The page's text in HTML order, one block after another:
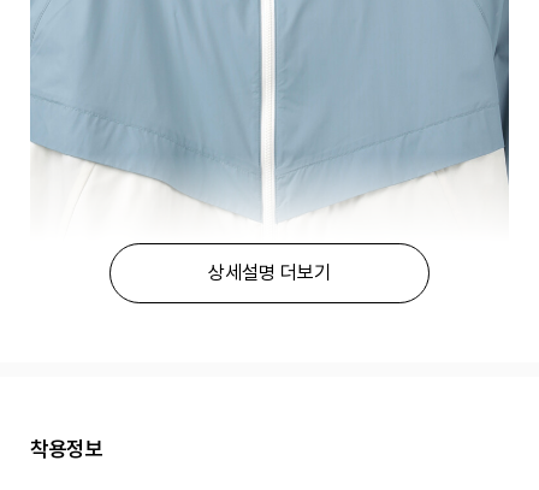
상세설명 더보기
착용정보